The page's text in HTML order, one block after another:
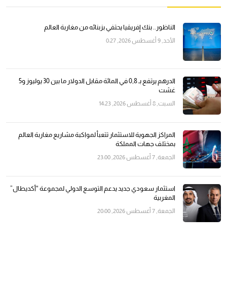
الناظور.. بنك إفريقيا يحتفي بزبنائه من مغاربة العالم
الأحد, 9 أغسطس 2026, 0:27
الدرهم يرتفع بـ 0,8 في المائة مقابل الدولار ما بين 30 يوليوز و5
غشت
السبت, 8 أغسطس 2026, 14:23
المراكز الجهوية للاستثمار تتعبأ لمواكبة مشاريع مغاربة العالم
بمختلف جهات المملكة
الجمعة, 7 أغسطس 2026, 23:00
استثمار سعودي جديد يدعم التوسع الدولي لمجموعة “أكديطال”
المغربية
الجمعة, 7 أغسطس 2026, 20:00